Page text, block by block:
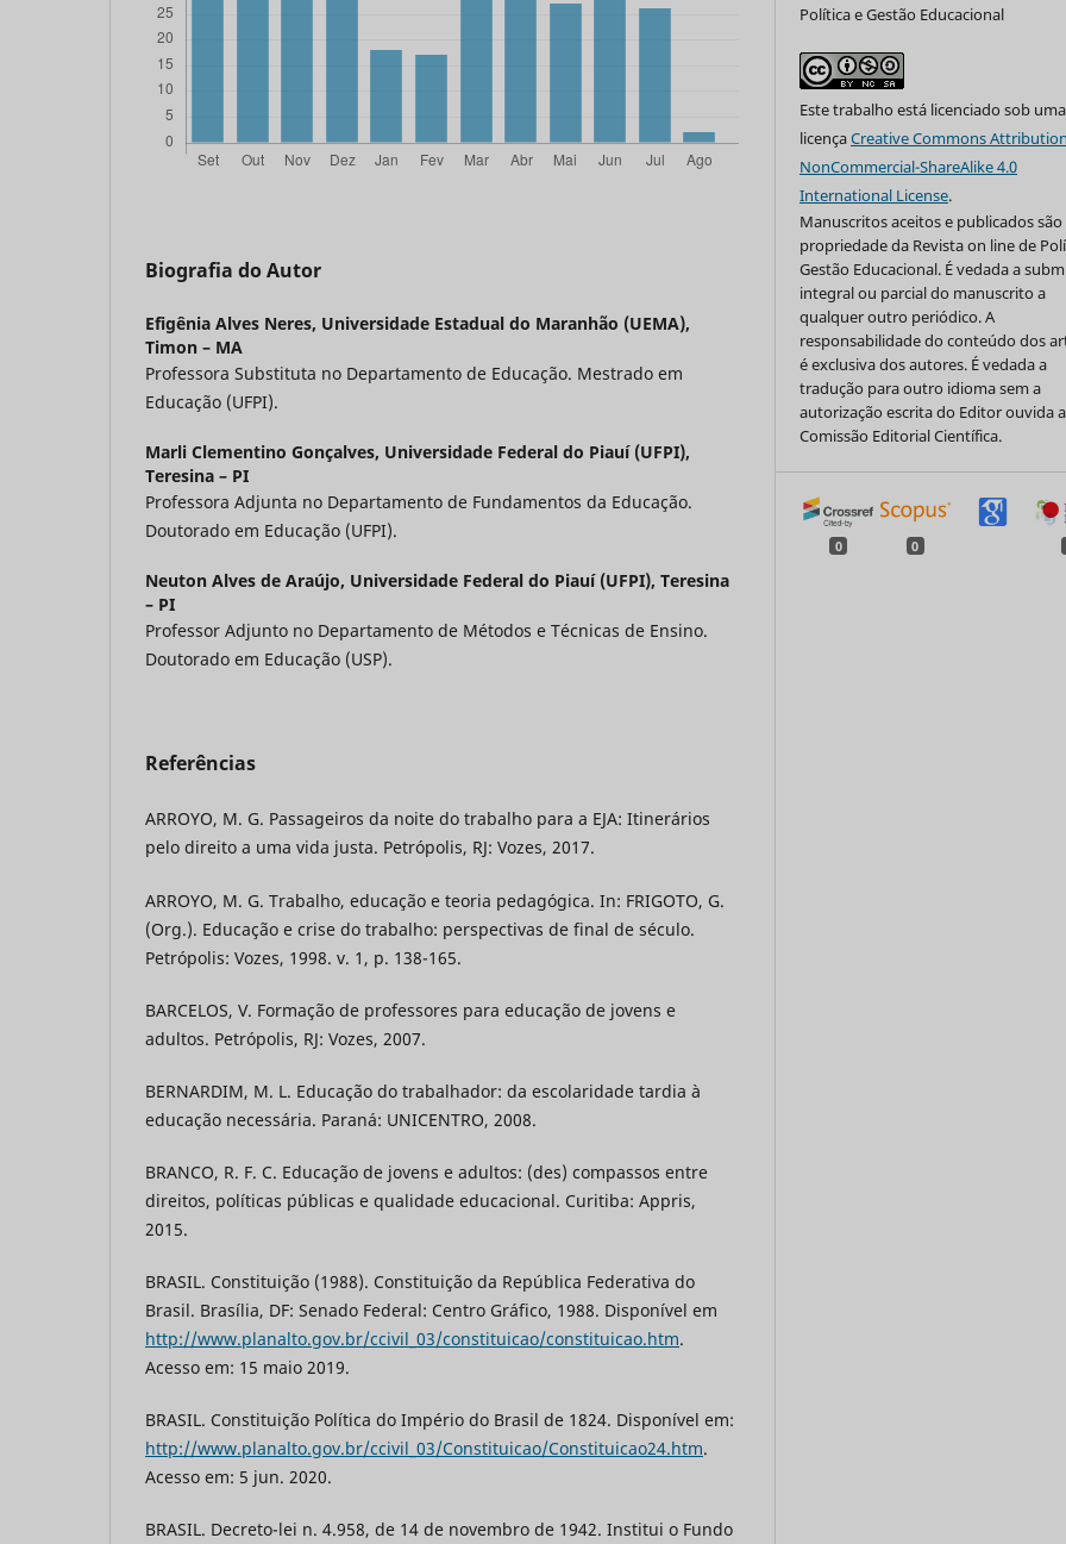
Biografia do Autor
Efigênia Alves Neres, Universidade Estadual do Maranhão (UEMA),
Timon – MA
Professora Substituta no Departamento de Educação. Mestrado em
Educação (UFPI).
Marli Clementino Gonçalves, Universidade Federal do Piauí (UFPI),
Teresina – PI
Professora Adjunta no Departamento de Fundamentos da Educação.
Doutorado em Educação (UFPI).
Neuton Alves de Araújo, Universidade Federal do Piauí (UFPI), Teresina
– PI
Professor Adjunto no Departamento de Métodos e Técnicas de Ensino.
Doutorado em Educação (USP).
Referências
ARROYO, M. G. Passageiros da noite do trabalho para a EJA: Itinerários
pelo direito a uma vida justa. Petrópolis, RJ: Vozes, 2017.
ARROYO, M. G. Trabalho, educação e teoria pedagógica. In: FRIGOTO, G.
(Org.). Educação e crise do trabalho: perspectivas de final de século.
Petrópolis: Vozes, 1998. v. 1, p. 138-165.
BARCELOS, V. Formação de professores para educação de jovens e
adultos. Petrópolis, RJ: Vozes, 2007.
BERNARDIM, M. L. Educação do trabalhador: da escolaridade tardia à
educação necessária. Paraná: UNICENTRO, 2008.
BRANCO, R. F. C. Educação de jovens e adultos: (des) compassos entre
direitos, políticas públicas e qualidade educacional. Curitiba: Appris,
2015.
BRASIL. Constituição (1988). Constituição da República Federativa do
Brasil. Brasília, DF: Senado Federal: Centro Gráfico, 1988. Disponível em
http://www.planalto.gov.br/ccivil_03/constituicao/constituicao.htm.
Acesso em: 15 maio 2019.
BRASIL. Constituição Política do Império do Brasil de 1824. Disponível em:
http://www.planalto.gov.br/ccivil_03/Constituicao/Constituicao24.htm.
Acesso em: 5 jun. 2020.
BRASIL. Decreto-lei n. 4.958, de 14 de novembro de 1942. Institui o Fundo
Política e Gestão Educacional
Este trabalho está licenciado sob uma
licençaCreative Commons
NonCommercial-ShareAlike 4.0
International License.
Manuscritos aceitos e publicados são
propriedade da Revista on line de
Gestão Educacional. É vedada a
integral ou parcial do manuscrito a
qualquer outro periódico. A
responsabilidade do conteúdo dos
é exclusiva dos autores. É vedada a
tradução para outro idioma sem a
autorização escrita do Editor ouvida a
Comissão Editorial Científica.
0 0